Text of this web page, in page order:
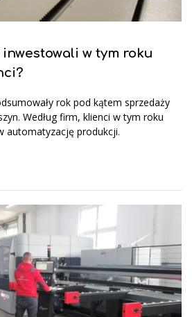
w tym roku
rok pod kątem sprzedaży
Według firm, klienci w tym roku
automatyzację produkcji.